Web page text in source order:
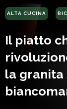
ALTA CUCINA
Il piatto
la granita